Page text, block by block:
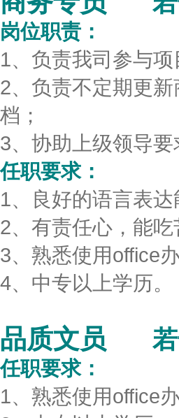
岗位职责：
1、负责我司参与
2、负责不定期更
档；
3、协助上级领导
任职要求：
1、良好的语言表
2、有责任心，能
3、熟悉使用office
4、中专以上学历。
品质文员
任职要求：
1、熟悉使用office